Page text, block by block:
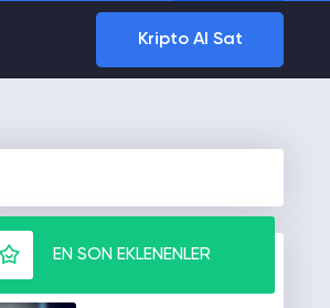
Kripto Al Sat
EN SON EKLENENLER